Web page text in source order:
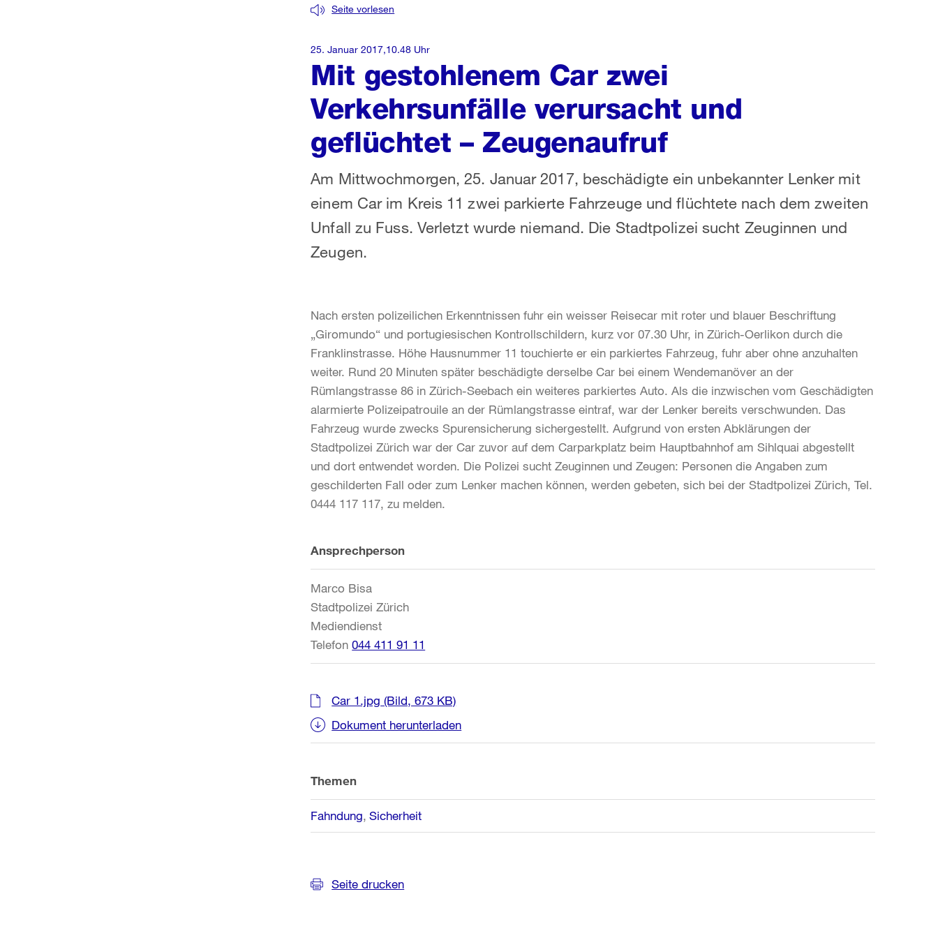
Mit gestohlenem Car zwei
Verkehrsunfälle verursacht und
geflüchtet – Zeugenaufruf
Seite vorlesen
Am Mittwochmorgen, 25. Januar 2017, beschädigte ein unbekannter Lenker mit
einem Car im Kreis 11 zwei parkierte Fahrzeuge und flüchtete nach dem zweiten
Unfall zu Fuss. Verletzt wurde niemand. Die Stadtpolizei sucht Zeuginnen und
Zeugen.
25. Januar 2017,10.48 Uhr
Nach ersten polizeilichen Erkenntnissen fuhr ein weisser Reisecar mit roter und blauer Beschriftung
„Giromundo“ und portugiesischen Kontrollschildern, kurz vor 07.30 Uhr, in Zürich-Oerlikon durch die
Franklinstrasse. Höhe Hausnummer 11 touchierte er ein parkiertes Fahrzeug, fuhr aber ohne anzuhalten
weiter. Rund 20 Minuten später beschädigte derselbe Car bei einem Wendemanöver an der
Rümlangstrasse 86 in Zürich-Seebach ein weiteres parkiertes Auto. Als die inzwischen vom Geschädigten
alarmierte Polizeipatrouile an der Rümlangstrasse eintraf, war der Lenker bereits verschwunden. Das
Fahrzeug wurde zwecks Spurensicherung sichergestellt. Aufgrund von ersten Abklärungen der
Stadtpolizei Zürich war der Car zuvor auf dem Carparkplatz beim Hauptbahnhof am Sihlquai abgestellt
und dort entwendet worden. Die Polizei sucht Zeuginnen und Zeugen: Personen die Angaben zum
geschilderten Fall oder zum Lenker machen können, werden gebeten, sich bei der Stadtpolizei Zürich, Tel.
0444 117 117, zu melden.
Weitere
Informationen
Ansprechperson
Marco Bisa
Stadtpolizei Zürich
Mediendienst
Telefon 044 411 91 11
Car 1.jpg (Bild, 673 KB)
Dokument herunterladen
Themen
Fahndung Sicherheit
Seite drucken